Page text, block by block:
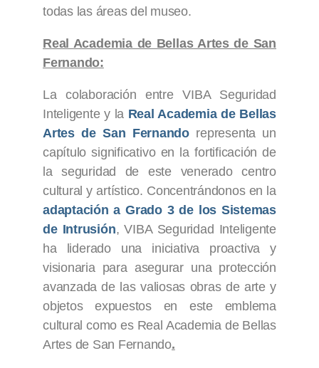
todas las áreas del museo.
Real Academia de Bellas Artes de San
Fernando:
La colaboración entre VIBA Seguridad
Inteligente y la Real Academia de Bellas
Artes de San Fernando representa un
capítulo significativo en la fortificación de
la seguridad de este venerado centro
cultural y artístico. Concentrándonos en la
adaptación a Grado 3 de los Sistemas
de Intrusión, VIBA Seguridad Inteligente
ha liderado una iniciativa proactiva y
visionaria para asegurar una protección
avanzada de las valiosas obras de arte y
objetos expuestos en este emblema
cultural como es Real Academia de Bellas
Artes de San Fernando.